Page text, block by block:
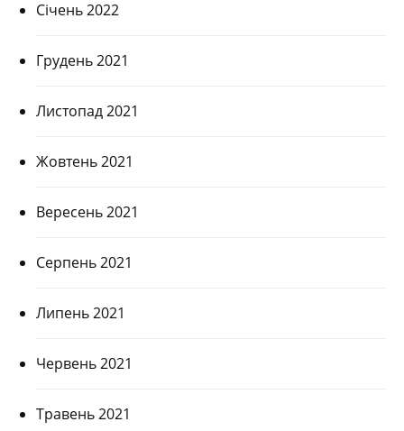
Січень 2022
Грудень 2021
Листопад 2021
Жовтень 2021
Вересень 2021
Серпень 2021
Липень 2021
Червень 2021
Травень 2021